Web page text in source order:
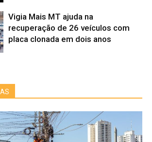
Vigia Mais MT ajuda na
recuperação de 26 veículos com
placa clonada em dois anos